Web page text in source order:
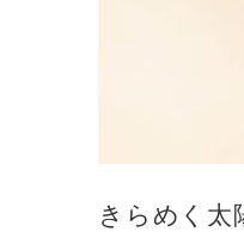
きらめく太